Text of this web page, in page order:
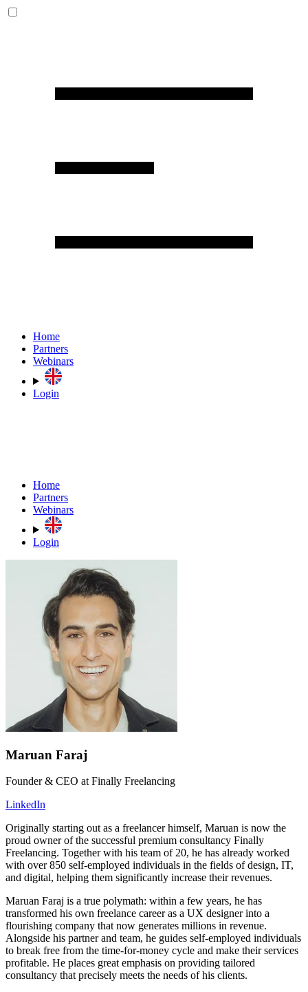
Home
Partners
Webinars
Login
Home
Partners
Webinars
Login
Maruan Faraj
Founder & CEO at Finally Freelancing
LinkedIn
Originally starting out as a freelancer himself, Maruan is now the
proud owner of the successful premium consultancy Finally
Freelancing. Together with his team of 20, he has already worked
with over 850 self-employed individuals in the fields of design, IT,
and digital, helping them significantly increase their revenues.
Maruan Faraj is a true polymath: within a few years, he has
transformed his own freelance career as a UX designer into a
flourishing company that now generates millions in revenue.
Alongside his partner and team, he guides self-employed individuals
to break free from the time-for-money cycle and make their services
profitable. He places great emphasis on providing tailored
consultancy that precisely meets the needs of his clients.